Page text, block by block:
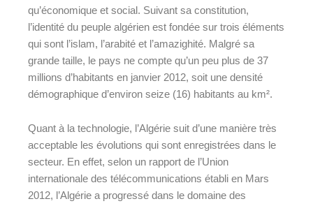
qu’économique et social. Suivant sa constitution,
l’identité du peuple algérien est fondée sur trois éléments
qui sont l’islam, l’arabité et l’amazighité. Malgré sa
grande taille, le pays ne compte qu’un peu plus de 37
millions d’habitants en janvier 2012, soit une densité
démographique d’environ seize (16) habitants au km².
Quant à la technologie, l’Algérie suit d’une manière très
acceptable les évolutions qui sont enregistrées dans le
secteur. En effet, selon un rapport de l’Union
internationale des télécommunications établi en Mars
2012, l’Algérie a progressé dans le domaine des